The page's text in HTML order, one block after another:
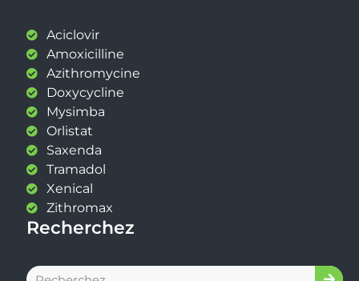
Aciclovir
Amoxicilline
Azithromycine
Doxycycline
Mysimba
Orlistat
Saxenda
Tramadol
Xenical
Zithromax
Recherchez